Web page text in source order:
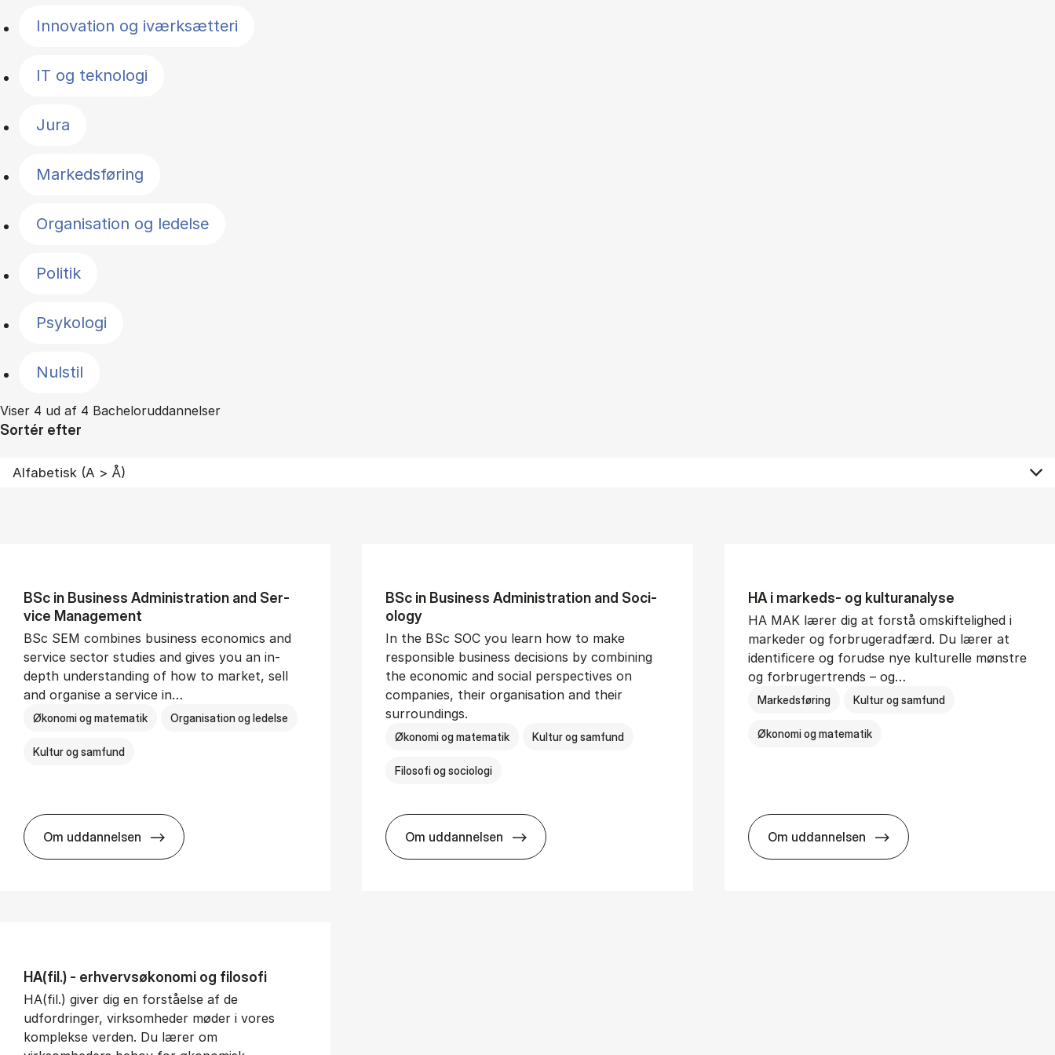
Innovation og iværksætteri
IT og teknologi
Jura
Markedsføring
Organisation og ledelse
Politik
Psykologi
Nulstil
Viser 4 ud af 4 Bacheloruddannelser
Sortér efter
BSc in Busi­ness Ad­min­is­tra­tion and Ser­
vice Man­age­ment
BSc SEM combines business economics and
service sector studies and gives you an in-
depth understanding of how to market, sell
and organise a service in…
Økonomi og matematik Organisation og ledelse
Kultur og samfund
Om uddannelsen
BSc in Busi­ness Ad­min­is­tra­tion and Ser­vice Man­age­ment
BSc in Busi­ness Ad­min­is­tra­tion and So­ci­
ology
In the BSc SOC you learn how to make
responsible business decisions by combining
the economic and social perspectives on
companies, their organisation and their
surroundings.
Økonomi og matematik Kultur og samfund
Filosofi og sociologi
Om uddannelsen
BSc in Busi­ness Ad­min­is­tra­tion and So­ci­ology
HA i mar­keds- og kul­tu­r­a­na­ly­se
HA MAK lærer dig at forstå omskiftelighed i
markeder og forbrugeradfærd. Du lærer at
identificere og forudse nye kulturelle mønstre
og forbrugertrends – og…
Markedsføring Kultur og samfund
Økonomi og matematik
Om uddannelsen
HA i mar­keds- og kul­tu­r­a­na­ly­se
HA(fil.) - erhvervs­økonomi og fi­lo­so­fi
HA(fil.) giver dig en forståelse af de
udfordringer, virksomheder møder i vores
komplekse verden. Du lærer om